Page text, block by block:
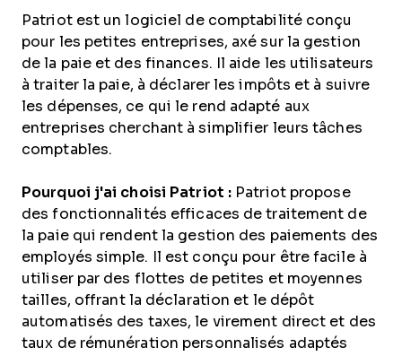
Patriot est un logiciel de comptabilité conçu
pour les petites entreprises, axé sur la gestion
de la paie et des finances. Il aide les utilisateurs
à traiter la paie, à déclarer les impôts et à suivre
les dépenses, ce qui le rend adapté aux
entreprises cherchant à simplifier leurs tâches
comptables.
Pourquoi j'ai choisi Patriot : Patriot propose
des fonctionnalités efficaces de traitement de
la paie qui rendent la gestion des paiements des
employés simple. Il est conçu pour être facile à
utiliser par des flottes de petites et moyennes
tailles, offrant la déclaration et le dépôt
automatisés des taxes, le virement direct et des
taux de rémunération personnalisés adaptés